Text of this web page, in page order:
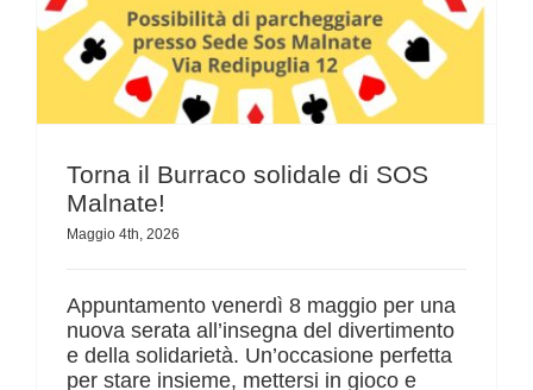
Torna il Burraco solidale di SOS
Malnate!
Maggio 4th, 2026
Appuntamento venerdì 8 maggio per una
nuova serata all’insegna del divertimento
e della solidarietà. Un’occasione perfetta
per stare insieme, mettersi in gioco e